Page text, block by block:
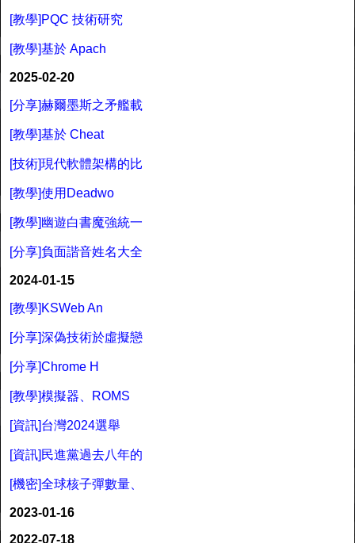
[教學]PQC 技術研究
[教學]基於 Apach
2025-02-20
[分享]赫爾墨斯之矛艦載
[教學]基於 Cheat
[技術]現代軟體架構的比
[教學]使用Deadwo
[教學]幽遊白書魔強統一
[分享]負面諧音姓名大全
2024-01-15
[教學]KSWeb An
[分享]深偽技術於虛擬戀
[分享]Chrome H
[教學]模擬器、ROMS
[資訊]台灣2024選舉
[資訊]民進黨過去八年的
[機密]全球核子彈數量、
2023-01-16
2022-07-18